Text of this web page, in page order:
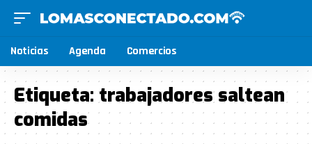
Noticias Agenda Comercios
Etiqueta:trabajadores saltean
comidas